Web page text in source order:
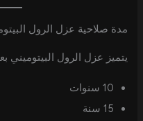
مدة صلاحية عزل الرول
يتميز عزل الرول
10 سنوات
15 سنة